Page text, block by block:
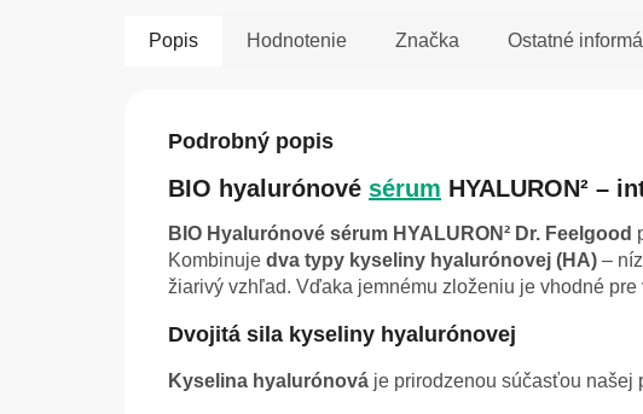
Popis Hodnotenie Značka Ostatné
Podrobný popis
BIO hyalurónové sérum HYALURON² –
BIO Hyalurónové sérum HYALURON² Dr. Feelgood
Kombinuje dva typy kyseliny hyalurónovej (HA) –
žiarivý vzhľad. Vďaka jemnému zloženiu je vhodné pre
Dvojitá sila kyseliny hyalurónovej
Kyselina hyalurónová je prirodzenou súčasťou našej